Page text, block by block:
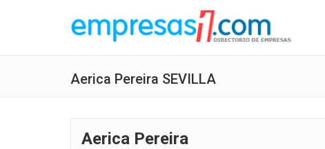
Aerica Pereira SEVILLA
Aerica Pereira